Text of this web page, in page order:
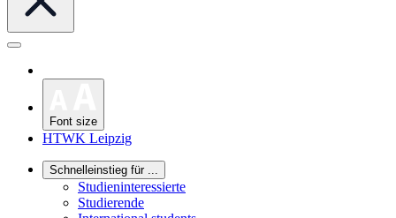
Font size
HTWK Leipzig
Schnelleinstieg für ...
Studieninteressierte
Studierende